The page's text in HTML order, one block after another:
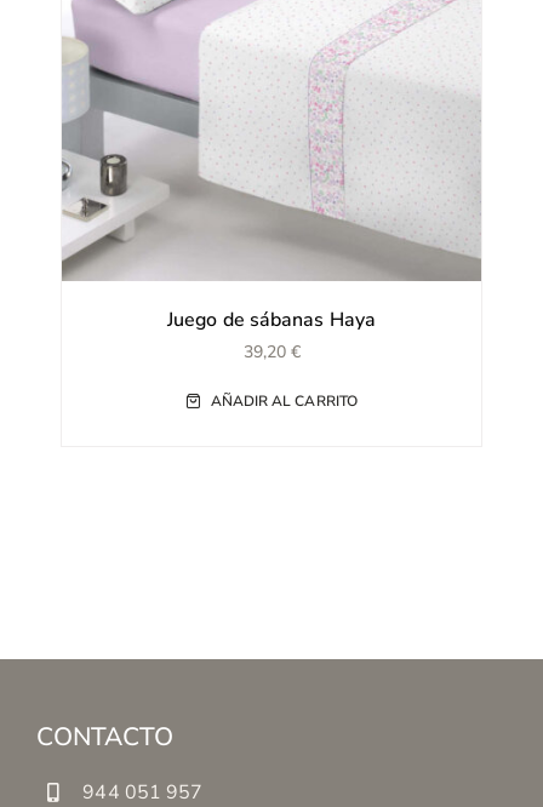
Juego de sábanas Haya
39,20 €
AÑADIR AL CARRITO
CONTACTO
944 051 957